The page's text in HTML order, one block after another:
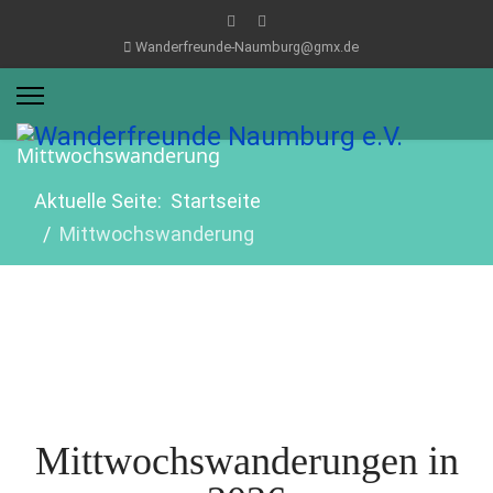
Wanderfreunde-Naumburg@gmx.de
Mittwochswanderung
Aktuelle Seite: Startseite
Mittwochswanderung
Mittwochswanderungen in